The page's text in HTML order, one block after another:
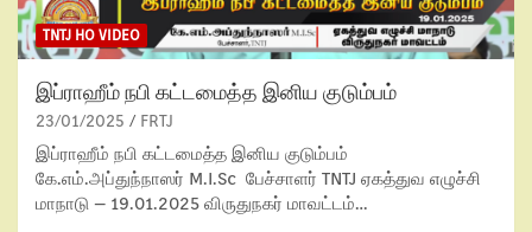
TNTJ HO VIDEO
இப்ராஹீம் நபி கட்டமைத்த இனிய குடும்பம்
23/01/2025 FRTJ
இப்ராஹீம் நபி கட்டமைத்த இனிய குடும்பம்
கே.எம்.அப்துந்நாஸர் M.I.Sc பேச்சாளர் TNTJ ஏகத்துவ எழுச்சி
மாநாடு – 19.01.2025 விருதுநகர் மாவட்டம்…